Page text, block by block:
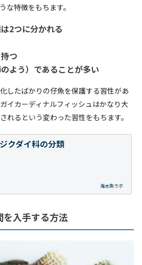
な特徴をもちます。
2つに分かれる
つ
よう）であることが多い
したばかりの仔魚を保護する習性があ
イカーディナルフィッシュはかなり大
れるという変わった習性をもちます。
海水魚ラボ
クダイ科の分類
入手する方法